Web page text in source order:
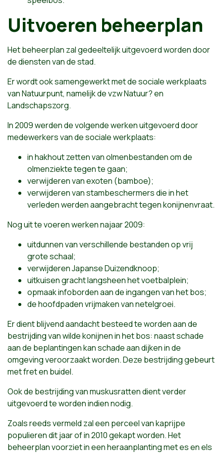
Uitvoeren beheerplan
Het beheerplan zal gedeeltelijk uitgevoerd worden door
de diensten van de stad.
Er wordt ook samengewerkt met de sociale werkplaats
van Natuurpunt, namelijk de vzw Natuur? en
Landschapszorg.
In 2009 werden de volgende werken uitgevoerd door
medewerkers van de sociale werkplaats:
in hakhout zetten van olmenbestanden om de
olmenziekte tegen te gaan;
verwijderen van exoten (bamboe);
verwijderen van stambeschermers die in het
verleden werden aangebracht tegen konijnenvraat.
Nog uit te voeren werken najaar 2009:
uitdunnen van verschillende bestanden op vrij
grote schaal;
verwijderen Japanse Duizendknoop;
uitkuisen gracht langsheen het voetbalplein;
opmaak infoborden aan de ingangen van het bos;
de hoofdpaden vrijmaken van netelgroei.
Er dient blijvend aandacht besteed te worden aan de
bestrijding van wilde konijnen in het bos: naast schade
aan de beplantingen kan schade aan dijken in de
omgeving veroorzaakt worden. Deze bestrijding gebeurt
met fret en buidel.
Ook de bestrijding van muskusratten dient verder
uitgevoerd te worden indien nodig.
Zoals reeds vermeld zal een perceel van kaprijpe
populieren dit jaar of in 2010 gekapt worden. Het
beheerplan voorziet in een heraanplanting met es en els